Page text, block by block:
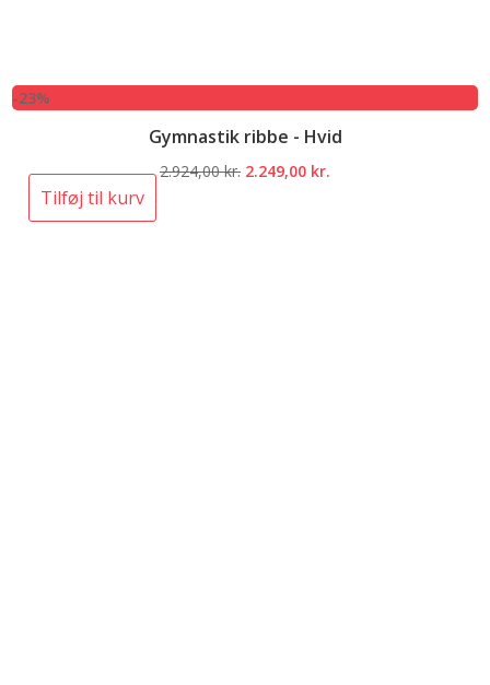
-23%
Gymnastik ribbe - Hvid
2.924,00kr. Den
2.249,00 kr.
Tilføj til kurv